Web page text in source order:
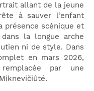
allant de la jeune
à sauver l’enfant
présence scénique et
la longue arche
ni de style. Dans
en mars 2026,
par une